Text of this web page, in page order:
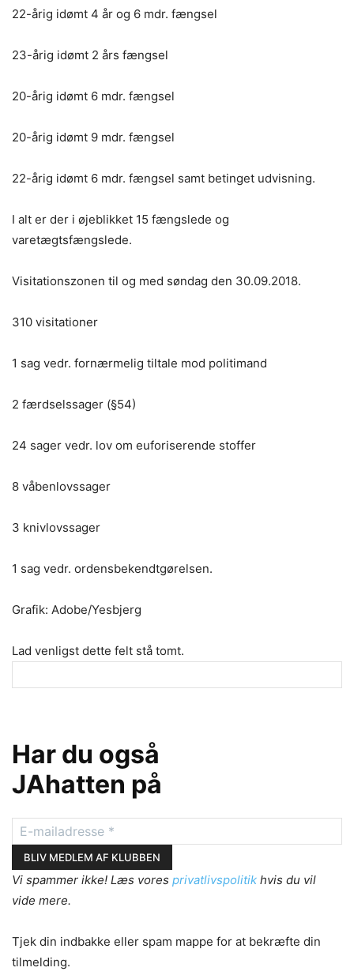
22-årig idømt 4 år og 6 mdr. fængsel
23-årig idømt 2 års fængsel
20-årig idømt 6 mdr. fængsel
20-årig idømt 9 mdr. fængsel
22-årig idømt 6 mdr. fængsel samt betinget udvisning.
I alt er der i øjeblikket 15 fængslede og
varetægtsfængslede.
Visitationszonen til og med søndag den 30.09.2018.
310 visitationer
1 sag vedr. fornærmelig tiltale mod politimand
2 færdselssager (§54)
24 sager vedr. lov om euforiserende stoffer
8 våbenlovssager
3 knivlovssager
1 sag vedr. ordensbekendtgørelsen.
Grafik: Adobe/Yesbjerg
Lad venligst dette felt stå tomt.
Har du også
JAhatten på
Vi spammer ikke! Læs vores privatlivspolitik hvis du vil
vide mere.
Tjek din indbakke eller spam mappe for at bekræfte din
tilmelding.